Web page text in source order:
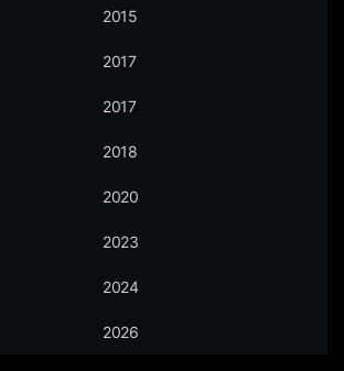
2015
2017
2017
2018
2020
2023
2024
2026